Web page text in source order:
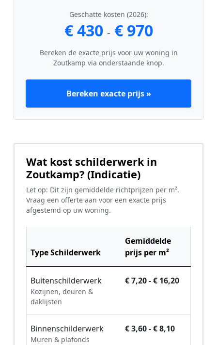
Geschatte kosten (2026):
€ 430 - € 970
Bereken de exacte prijs voor uw woning in
Zoutkamp via onderstaande knop.
Bereken exacte prijs »
Wat kost schilderwerk in
Zoutkamp? (Indicatie)
Let op: Dit zijn gemiddelde richtprijzen per m².
Vraag een offerte aan voor een exacte prijs
afgestemd op uw woning.
Type Schilderwerk
Gemiddelde
prijs per m²
Buitenschilderwerk
Kozijnen, deuren &
daklijsten
€ 7,20 - € 16,20
Binnenschilderwerk
Muren & plafonds
€ 3,60 - € 8,10